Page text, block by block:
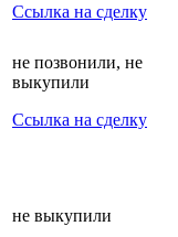
Ссылка на сделку
не позвонили, не
выкупили
Ссылка на сделку
не выкупили